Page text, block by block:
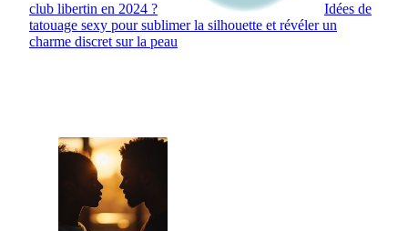
club libertin en 2024 ?
Idées de
tatouage sexy pour sublimer la silhouette et révéler un
charme discret sur la peau